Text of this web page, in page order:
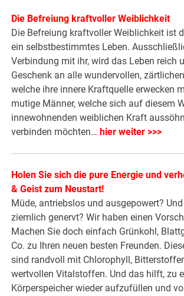
Die Befreiung kraftvoller Weiblichkeit
Die Befreiung kraftvoller Weiblichkeit ist
ein selbstbestimmtes Leben.
Verbindung mit ihr, wird das Leben reich
Geschenk an alle wundervollen,
welche ihre innere Kraftquelle erwecken
mutige Männer, welche sich auf diesem
innewohnenden weiblichen Kraft
verbinden möchten… hier weiter >>>
Holen Sie sich die pure Energie und
& Geist zum Neustart!
Müde, antriebslos und ausgepowert?
ziemlich genervt? Wir haben einen
Machen Sie doch einfach Grünkohl,
Co. zu Ihren neuen besten Freunden.
sind randvoll mit Chlorophyll,
wertvollen Vitalstoffen. Und das hilft, zu
Körperspeicher wieder aufzufüllen und